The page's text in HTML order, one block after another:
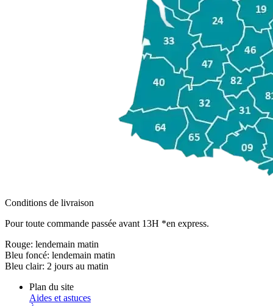
Conditions de livraison
Pour toute commande passée avant 13H *en express.
Rouge: lendemain matin
Bleu foncé: lendemain matin
Bleu clair: 2 jours au matin
Plan du site
Aides et astuces